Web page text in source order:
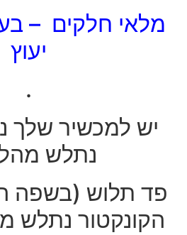
מלאי חלקים –
יעוץ
.
יש למכשיר שלך
נתלש
פד תלוש (בשפה
הקונקטור נתלש